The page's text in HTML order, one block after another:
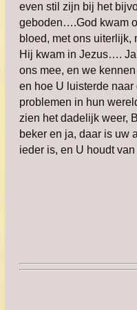
even stil zijn bij het
geboden….God kwam
bloed, met ons uiterlijk,
Hij kwam in Jezus….
ons mee, en we
en hoe U luisterde
problemen in hun
zien het dadelijk weer,
beker en ja, daar is uw
ieder is, en U houdt